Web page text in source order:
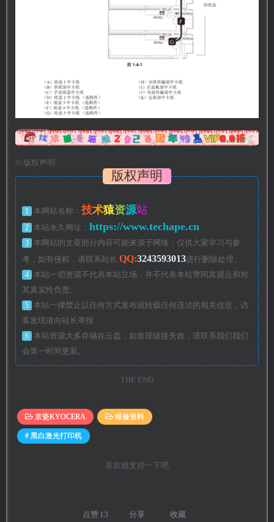
广告
© 版权声明
版权声明
1 本网站名称： 技术猿资源站
2 本站永久网址： https://www.techape.cn
3 本网站的文章部分内容可能来源于网络，仅供大家学习与参
考，如有侵权，请联系站长 QQ:3243593013进行删除处理。
4 本站一切资源不代表本站立场，并不代表本站赞同其观点和对
其真实性负责。
5 本站一律禁止以任何方式发布或转载任何违法的相关信息，访
客发现请向站长举报
6 本站资源大多存储在云盘，如发现链接失效，请联系我们我们
会第一时间更新。
THE END
京瓷KYOCERA 维修资料
# 黑白激光打印机
喜欢就支持一下吧
点赞 13 分享 收藏